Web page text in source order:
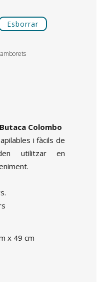
Esborrar
Colombo
i fàcils de
utilitzar en
x 49 cm